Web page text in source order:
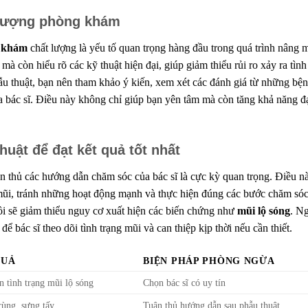
phòng khám
chất lượng là yếu tố quan trọng hàng đầu trong quá trình nâng
còn hiểu rõ các kỹ thuật hiện đại, giúp giảm thiểu rủi ro xảy ra tình
thuật, bạn nên tham khảo ý kiến, xem xét các đánh giá từ những
sĩ. Điều này không chỉ giúp bạn yên tâm mà còn tăng khả năng
để đạt kết quả tốt nhất
thủ các hướng dẫn chăm sóc của bác sĩ là cực kỳ quan trọng. Điều
tránh những hoạt động mạnh và thực hiện đúng các bước chăm sóc
sẽ giảm thiểu nguy cơ xuất hiện các biến chứng như mũi lộ sóng.
bác sĩ theo dõi tình trạng mũi và can thiệp kịp thời nếu cần thiết.
BIỆN PHÁP PHÒNG NGỪA
tình trạng mũi lộ sóng
Chọn bác sĩ có uy tín
sưng tấy Tuân thủ hướng dẫn sau phẫu thuật